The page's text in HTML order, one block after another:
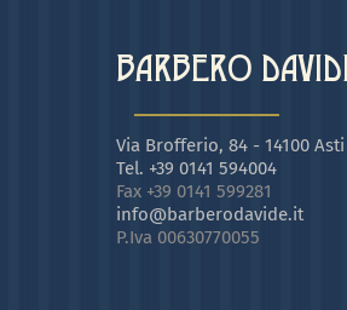
BARBERO
Via Brofferio, 84 - 14100
Tel. +39 0141 594004
Fax +39 0141 599281
info@barberodavide.it
P.Iva 00630770055